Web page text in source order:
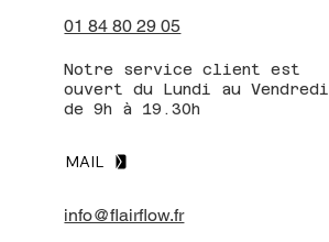
01 84 80 29 05
Notre service client est
ouvert du Lundi au Vendredi
de 9h à 19.30h
MAIL
info@flairflow.fr